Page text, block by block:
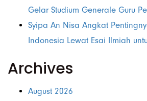
Gelar Studium Generale Guru
Syipa An Nisa Angkat
Indonesia Lewat Esai Ilmiah
Archives
August 2026